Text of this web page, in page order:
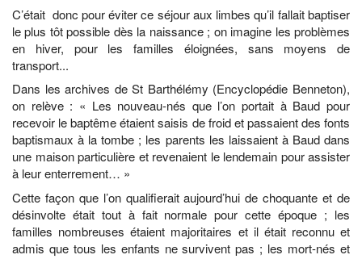
C’était donc pour éviter ce séjour aux limbes qu’il fallait baptiser
le plus tôt possible dès la naissance ; on imagine les problèmes
en hiver, pour les familles éloignées, sans moyens de
transport...
Dans les archives de St Barthélémy (Encyclopédie Benneton),
on relève : « Les nouveau-nés que l’on portait à Baud pour
recevoir le baptême étaient saisis de froid et passaient des fonts
baptismaux à la tombe ; les parents les laissaient à Baud dans
une maison particulière et revenaient le lendemain pour assister
à leur enterrement… »
Cette façon que l’on qualifierait aujourd’hui de choquante et de
désinvolte était tout à fait normale pour cette époque ; les
familles nombreuses étaient majoritaires et il était reconnu et
admis que tous les enfants ne survivent pas ; les mort-nés et